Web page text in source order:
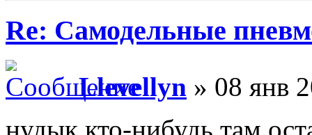
Re: Самодельные
Llevellyn » 08 янв